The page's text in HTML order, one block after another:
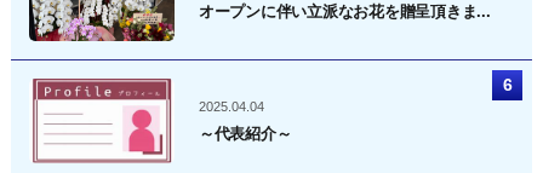
オープンに伴い立派なお花を贈呈頂きま...
2025.04.04
～代表紹介～